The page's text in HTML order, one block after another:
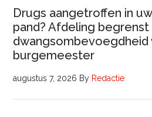
Drugs aangetroffen in
pand? Afdeling begrenst
dwangsombevoegdheid
burgemeester
augustus 7, 2026 By Redactie